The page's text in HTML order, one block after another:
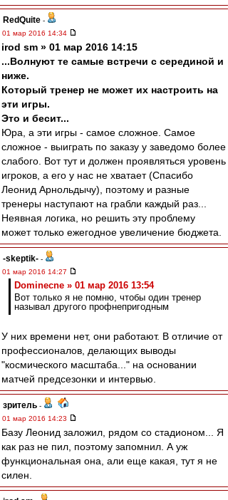
RedQuite -
01 мар 2016 14:34
irod sm » 01 мар 2016 14:15
...Волнуют те самые встречи с серединой и
ниже.
Который тренер не может их настроить на
эти игры.
Это и бесит...
Юра, а эти игры - самое сложное. Самое
сложное - выиграть по заказу у заведомо более
слабого. Вот тут и должен проявляться уровень
игроков, а его у нас не хватает (Спасибо
Леонид Арнольдычу), поэтому и разные
тренеры наступают на грабли каждый раз...
Неявная логика, но решить эту проблему
может только ежегодное увеличение бюджета.
-skeptik- -
01 мар 2016 14:27
Dominecne » 01 мар 2016 13:54
Вот только я не помню, чтобы один тренер
называл другого профнепригодным
У них времени нет, они работают. В отличие от
профессионалов, делающих выводы
"космического масштаба..." на основании
матчей предсезонки и интервью.
зpитель -
01 мар 2016 14:23
Базу Леонид заложил, рядом со стадионом... Я
как раз не пил, поэтому запомнил. А уж
функциональная она, али еще какая, тут я не
силен.